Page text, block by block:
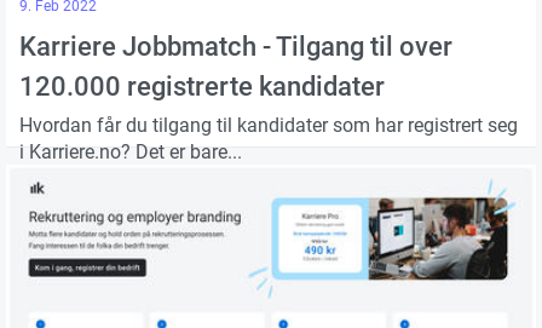
9. Feb 2022
Karriere Jobbmatch - Tilgang til over
120.000 registrerte kandidater
Hvordan får du tilgang til kandidater som har registrert seg
i Karriere.no? Det er bare...